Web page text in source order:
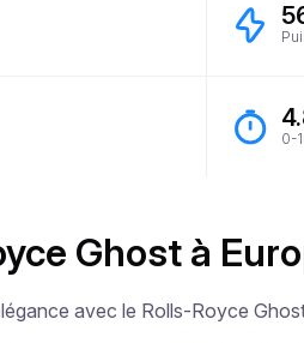
0-
Ghost à
avec le Rolls-Royce